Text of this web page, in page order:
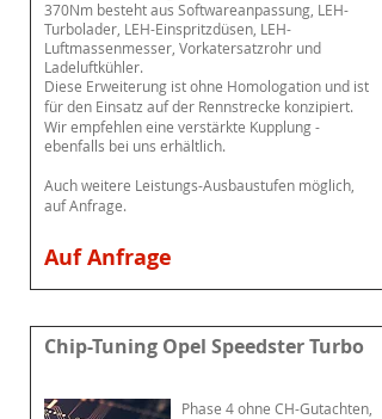
370Nm besteht aus Softwareanpassung, LEH-
Turbolader, LEH-Einspritzdüsen, LEH-
Luftmassenmesser, Vorkatersatzrohr und
Ladeluftkühler.
Diese Erweiterung ist ohne Homologation und ist
für den Einsatz auf der Rennstrecke konzipiert.
Wir empfehlen eine verstärkte Kupplung -
ebenfalls bei uns erhältlich.
Auch weitere Leistungs-Ausbaustufen möglich,
auf Anfrage.
Auf Anfrage
Chip-Tuning Opel Speedster Turbo
Phase 4 ohne CH-Gutachten,